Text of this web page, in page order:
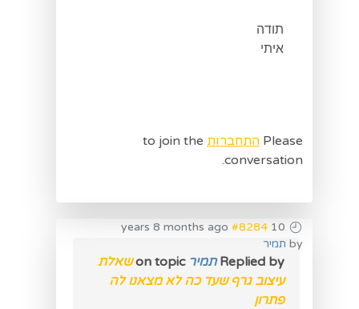
תודה
איתי
Please התחברות to join the
conversation.
10 years 8 months ago
#8284
by תמיר
Replied by תמיר on topic
שאלת
עיצוב גרף שעד כה לא מצאנו לה
פתרון